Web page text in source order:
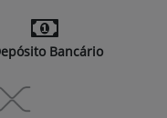
Bancário